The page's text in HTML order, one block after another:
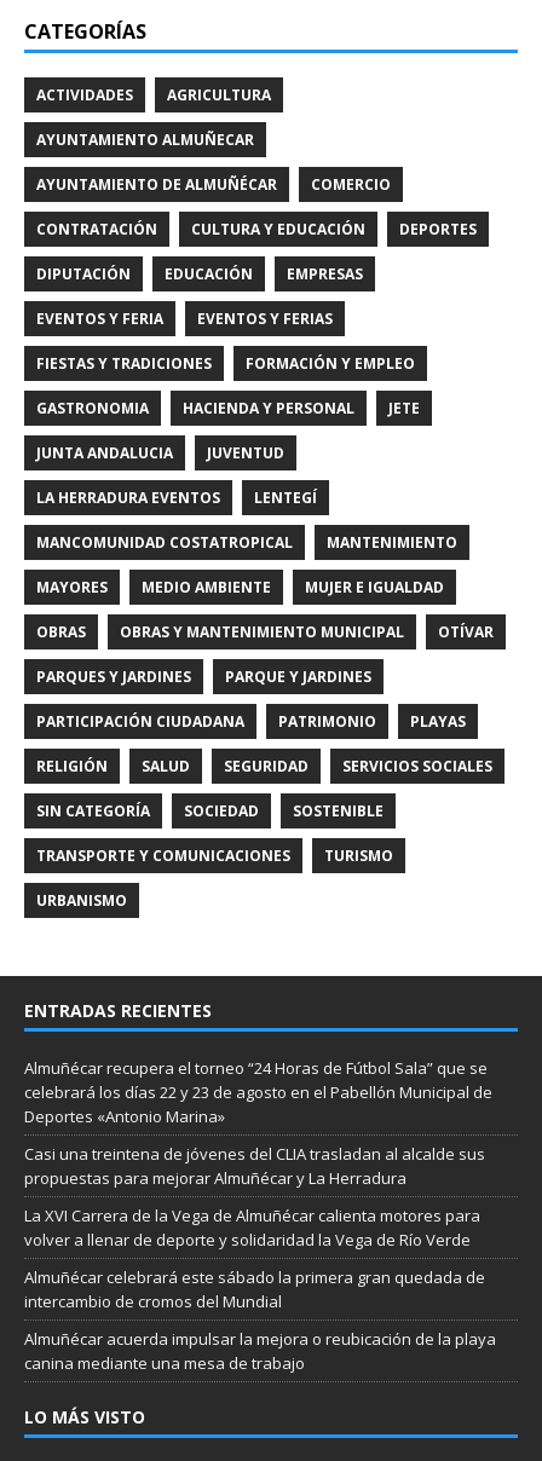
CATEGORÍAS
ACTIVIDADES AGRICULTURA
AYUNTAMIENTO ALMUÑECAR
AYUNTAMIENTO DE ALMUÑÉCAR COMERCIO
CONTRATACIÓN CULTURA Y EDUCACIÓN DEPORTES
DIPUTACIÓN EDUCACIÓN EMPRESAS
EVENTOS Y FERIA EVENTOS Y FERIAS
FIESTAS Y TRADICIONES FORMACIÓN Y EMPLEO
GASTRONOMIA HACIENDA Y PERSONAL JETE
JUNTA ANDALUCIA JUVENTUD
LA HERRADURA EVENTOS LENTEGÍ
MANCOMUNIDAD COSTATROPICAL MANTENIMIENTO
MAYORES MEDIO AMBIENTE MUJER E IGUALDAD
OBRAS OBRAS Y MANTENIMIENTO MUNICIPAL OTÍVAR
PARQUES Y JARDINES PARQUE Y JARDINES
PARTICIPACIÓN CIUDADANA PATRIMONIO PLAYAS
RELIGIÓN SALUD SEGURIDAD SERVICIOS SOCIALES
SIN CATEGORÍA SOCIEDAD SOSTENIBLE
TRANSPORTE Y COMUNICACIONES TURISMO
URBANISMO
ENTRADAS RECIENTES
Almuñécar recupera el torneo “24 Horas de Fútbol Sala” que se
celebrará los días 22 y 23 de agosto en el Pabellón Municipal de
Deportes «Antonio Marina»
Casi una treintena de jóvenes del CLIA trasladan al alcalde sus
propuestas para mejorar Almuñécar y La Herradura
La XVI Carrera de la Vega de Almuñécar calienta motores para
volver a llenar de deporte y solidaridad la Vega de Río Verde
Almuñécar celebrará este sábado la primera gran quedada de
intercambio de cromos del Mundial
Almuñécar acuerda impulsar la mejora o reubicación de la playa
canina mediante una mesa de trabajo
LO MÁS VISTO